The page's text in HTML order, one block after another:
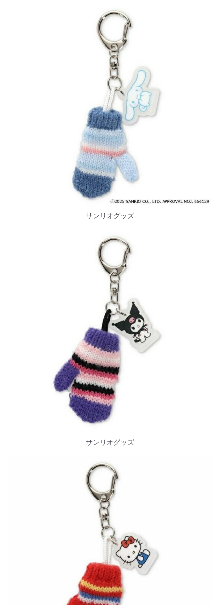
サンリオグッズ
サンリオグッズ